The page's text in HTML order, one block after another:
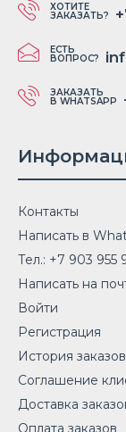
ХОТИТЕ
ЗАКАЗАТЬ?
ЕСТЬ
ВОПРОС?
ЗАКАЗАТЬ
В WHATSAPP
Контакты
Написать в
Тел.: +7 903 955
Написать на
Войти
Регистрация
История заказов
Соглашение
Доставка
Оплата заказов